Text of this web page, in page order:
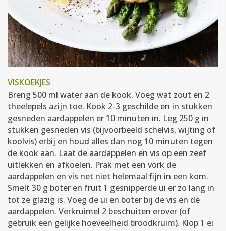
VISKOEKJES
Breng 500 ml water aan de kook. Voeg wat zout en 2
theelepels azijn toe. Kook 2-3 geschilde en in stukken
gesneden aardappelen er 10 minuten in. Leg 250 g in
stukken gesneden vis (bijvoorbeeld schelvis, wijting of
koolvis) erbij en houd alles dan nog 10 minuten tegen
de kook aan. Laat de aardappelen en vis op een zeef
uitlekken en afkoelen. Prak met een vork de
aardappelen en vis net niet helemaal fijn in een kom.
Smelt 30 g boter en fruit 1 gesnipperde ui er zo lang in
tot ze glazig is. Voeg de ui en boter bij de vis en de
aardappelen. Verkruimel 2 beschuiten erover (of
gebruik een gelijke hoeveelheid broodkruim). Klop 1 ei